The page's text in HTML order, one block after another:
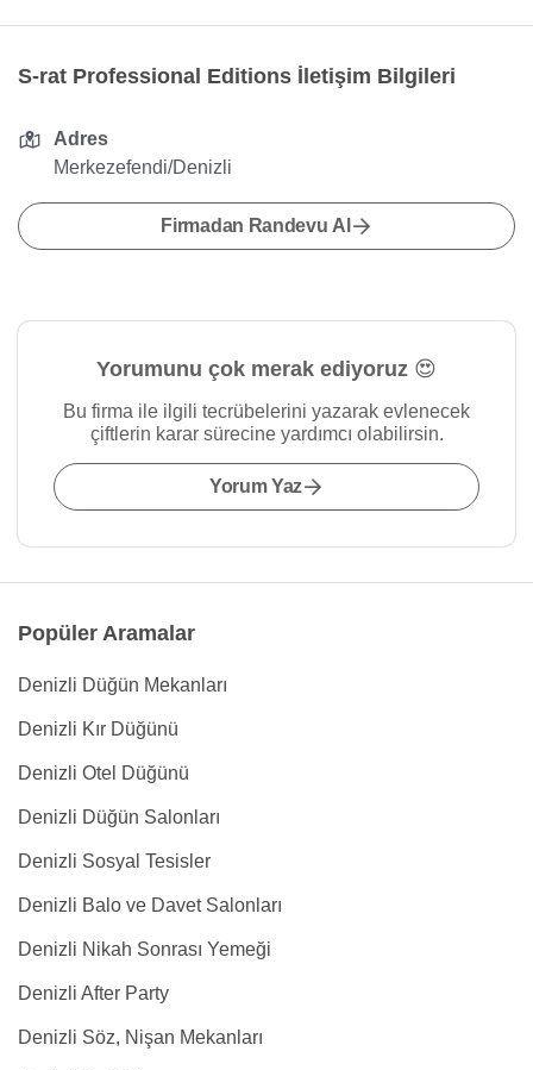
S-rat Professional Editions İletişim Bilgileri
Adres
Merkezefendi/Denizli
Firmadan Randevu Al
Yorumunu çok merak ediyoruz 😍
Bu firma ile ilgili tecrübelerini yazarak evlenecek
çiftlerin karar sürecine yardımcı olabilirsin.
Yorum Yaz
Popüler Aramalar
Denizli Düğün Mekanları
Denizli Kır Düğünü
Denizli Otel Düğünü
Denizli Düğün Salonları
Denizli Sosyal Tesisler
Denizli Balo ve Davet Salonları
Denizli Nikah Sonrası Yemeği
Denizli After Party
Denizli Söz, Nişan Mekanları